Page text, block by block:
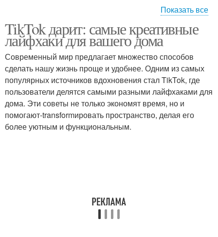
Бюджетные лайфхаки Лайфхаки для кухни
Лайфхаки для спальни Простые лайфхаки
Показать все
TikTok дарит: самые креативные
лайфхаки для вашего дома
Современный мир предлагает множество способов
сделать нашу жизнь проще и удобнее. Одним из самых
популярных источников вдохновения стал TikTok, где
пользователи делятся самыми разными лайфхаками для
дома. Эти советы не только экономят время, но и
помогают-transformировать пространство, делая его
более уютным и функциональным.